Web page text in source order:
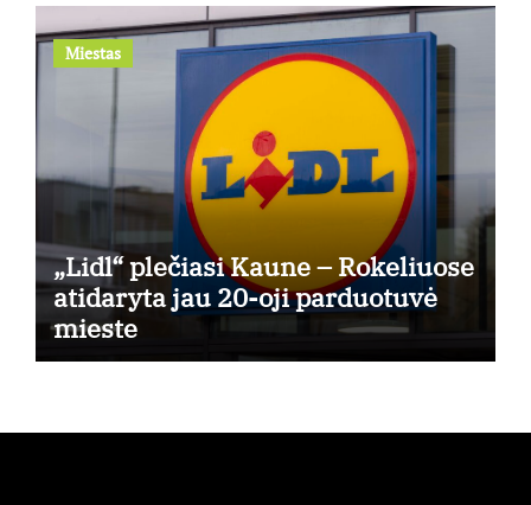
Miestas
„Lidl“ plečiasi Kaune – Rokeliuose
atidaryta jau 20-oji parduotuvė
mieste